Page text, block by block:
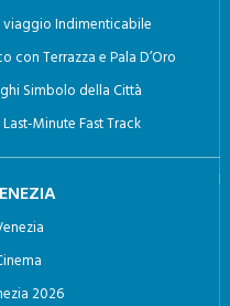
Fino a 7 Giorni
Marco Polo a Venezia
viaggio Indimenticabile
con Terrazza e Pala D’Oro
Simbolo della Città
Minute Fast Track